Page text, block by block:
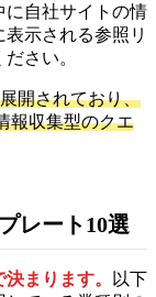
に自社サイトの情
示される参照リ
さい。
開されており、
報収集型のクエ
レート10選
まります。
以下